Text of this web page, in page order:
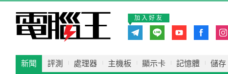
加入好友
新聞 評測 處理器 主機板 顯示卡 記憶體 儲存